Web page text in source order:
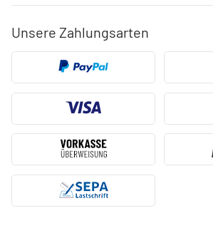
Unsere Zahlungsarten